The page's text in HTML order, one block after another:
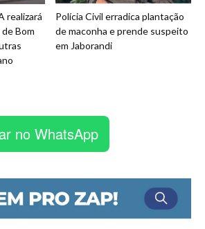
realizará
Bom
Polícia Civil erradica plantação
de maconha e prende suspeito
em Jaborandi
no WhatsApp